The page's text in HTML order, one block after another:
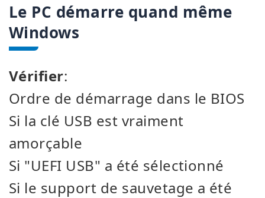
Le PC démarre quand même
Windows
Vérifier:
Ordre de démarrage dans le BIOS
Si la clé USB est vraiment
amorçable
Si "UEFI USB" a été sélectionné
Si le support de sauvetage a été